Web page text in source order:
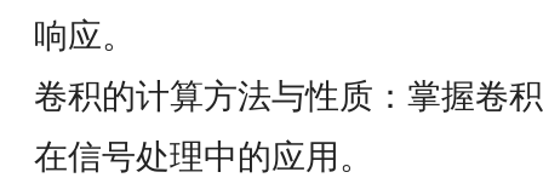
响应。
卷积的计算方法与性质：掌握卷
在信号处理中的应用。